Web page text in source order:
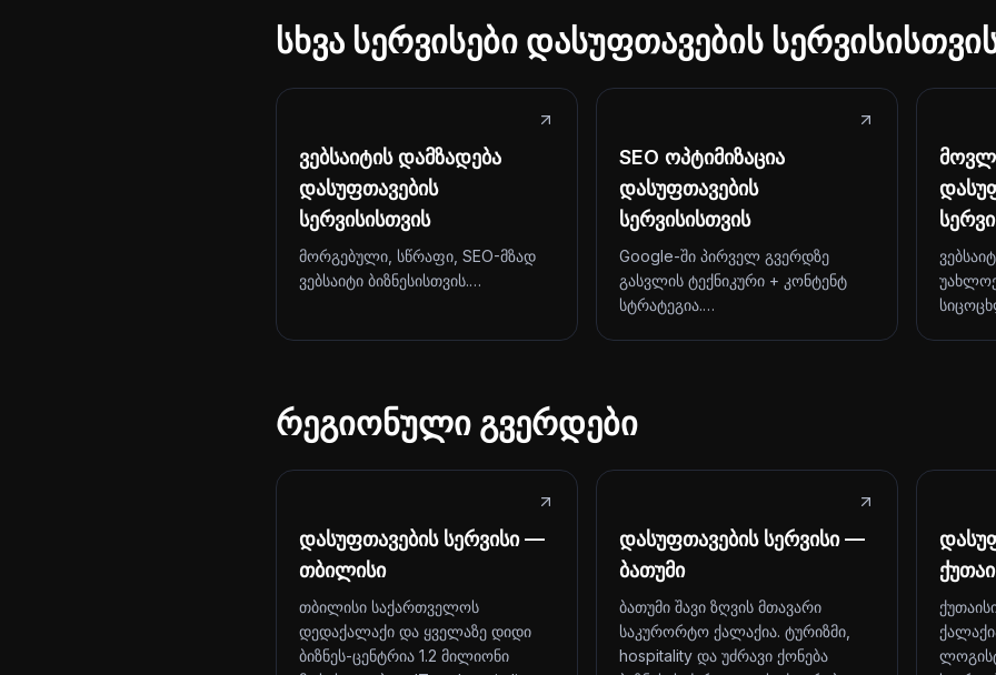
სხვა სერვისები დასუფთავების
ვებსაიტის დამზადება
დასუფთავების
სერვისისთვის
მორგებული, სწრაფი, SEO-მზად
ვებსაიტი ბიზნესისთვის.…
SEO ოპტიმიზაცია
დასუფთავების
სერვისისთვის
Google-ში პირველ გვერდზე
გასვლის ტექნიკური + კონტენტ
სტრატეგია.…
რეგიონული გვერდები
დასუფთავების სერვისი —
თბილისი
თბილისი საქართველოს
დედაქალაქი და ყველაზე დიდი
ბიზნეს-ცენტრია 1.2 მილიონი
დასუფთავების სერვისი —
ბათუმი
ბათუმი შავი ზღვის მთავარი
საკურორტო ქალაქია. ტურიზმი,
hospitality და უძრავი ქონება